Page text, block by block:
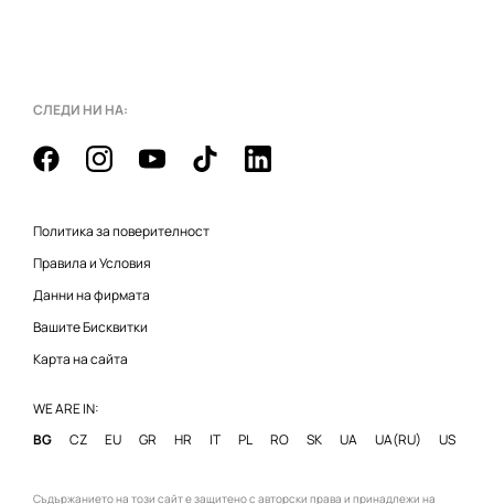
СЛЕДИ НИ НА:
Политика за поверителност
Правила и Условия
Данни на фирмата
Вашите Бисквитки
Карта на сайта
WE ARE IN:
BG
CZ EU GR HR IT PL RO SK UA UA(RU) US
Съдържанието на този сайт е защитено с авторски права и принадлежи на